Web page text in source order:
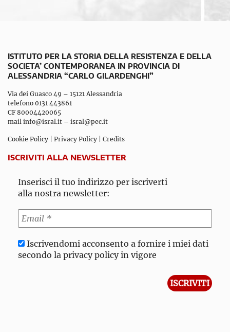
ISTITUTO PER LA STORIA DELLA RESISTENZA E DELLA
SOCIETA’ CONTEMPORANEA IN PROVINCIA DI
ALESSANDRIA “CARLO GILARDENGHI”
Via dei Guasco 49 – 15121 Alessandria
telefono 0131 443861
CF 80004420065
mail info@isral.it – isral@pec.it
Cookie Policy Privacy Policy Credits
ISCRIVITI ALLA NEWSLETTER
Inserisci il tuo indirizzo per iscriverti
alla nostra newsletter:
Iscrivendomi acconsento a fornire i miei dati
secondo la privacy policy in vigore